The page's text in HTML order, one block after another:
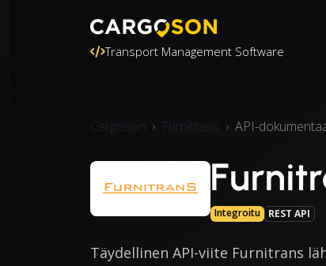
Transport Management Software
Cargoson Furnitrans API-
Integroitu REST API
Täydellinen API-viite Furnitrans